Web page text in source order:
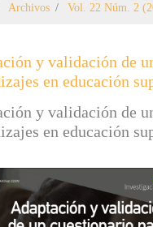
Archivos Vol. 22 Núm. 2
y validación de
en educación
y validación de
en educación
lateral del artículo